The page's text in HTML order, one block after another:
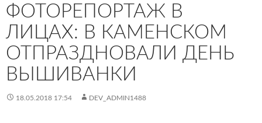
ФОТОРЕПОРТАЖ В
ЛИЦАХ: В КАМЕНСКОМ
ОТПРАЗДНОВАЛИ ДЕНЬ
ВЫШИВАНКИ
18.05.2018 17:54 DEV_ADMIN1488